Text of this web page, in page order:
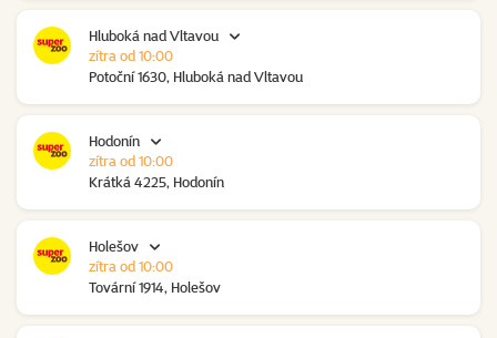
Hluboká nad Vltavou
Potoční 1630, Hluboká nad Vltavou
zítra od 10:00
Hodonín
Krátká 4225, Hodonín
zítra od 10:00
Holešov
Tovární 1914, Holešov
zítra od 10:00